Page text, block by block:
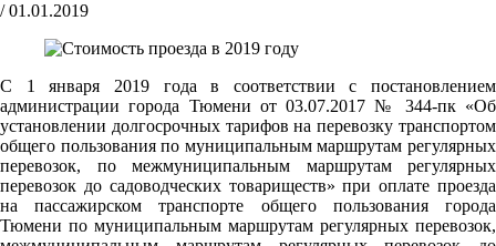
/ 01.01.2019
С 1 января 2019 года в соответствии с постановлением
администрации города Тюмени от 03.07.2017 № 344-пк «Об
установлении долгосрочных тарифов на перевозку транспортом
общего пользования по муниципальным маршрутам регулярных
перевозок, по межмуниципальным маршрутам регулярных
перевозок до садоводческих товариществ» при оплате проезда
на пассажирском транспорте общего пользования города
Тюмени по муниципальным маршрутам регулярных перевозок,